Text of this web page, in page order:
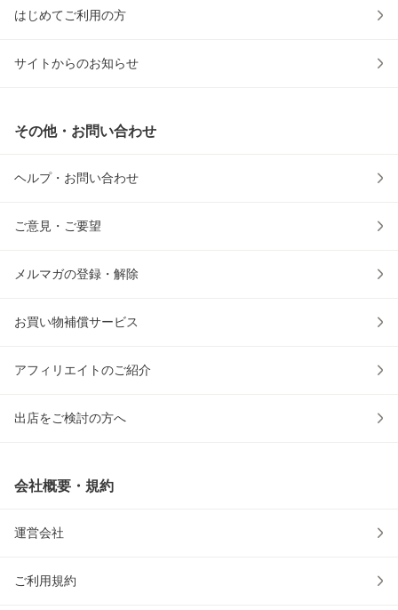
はじめてご利用の方
サイトからのお知らせ
その他・お問い合わせ
ヘルプ・お問い合わせ
ご意見・ご要望
メルマガの登録・解除
お買い物補償サービス
アフィリエイトのご紹介
出店をご検討の方へ
会社概要・規約
運営会社
ご利用規約